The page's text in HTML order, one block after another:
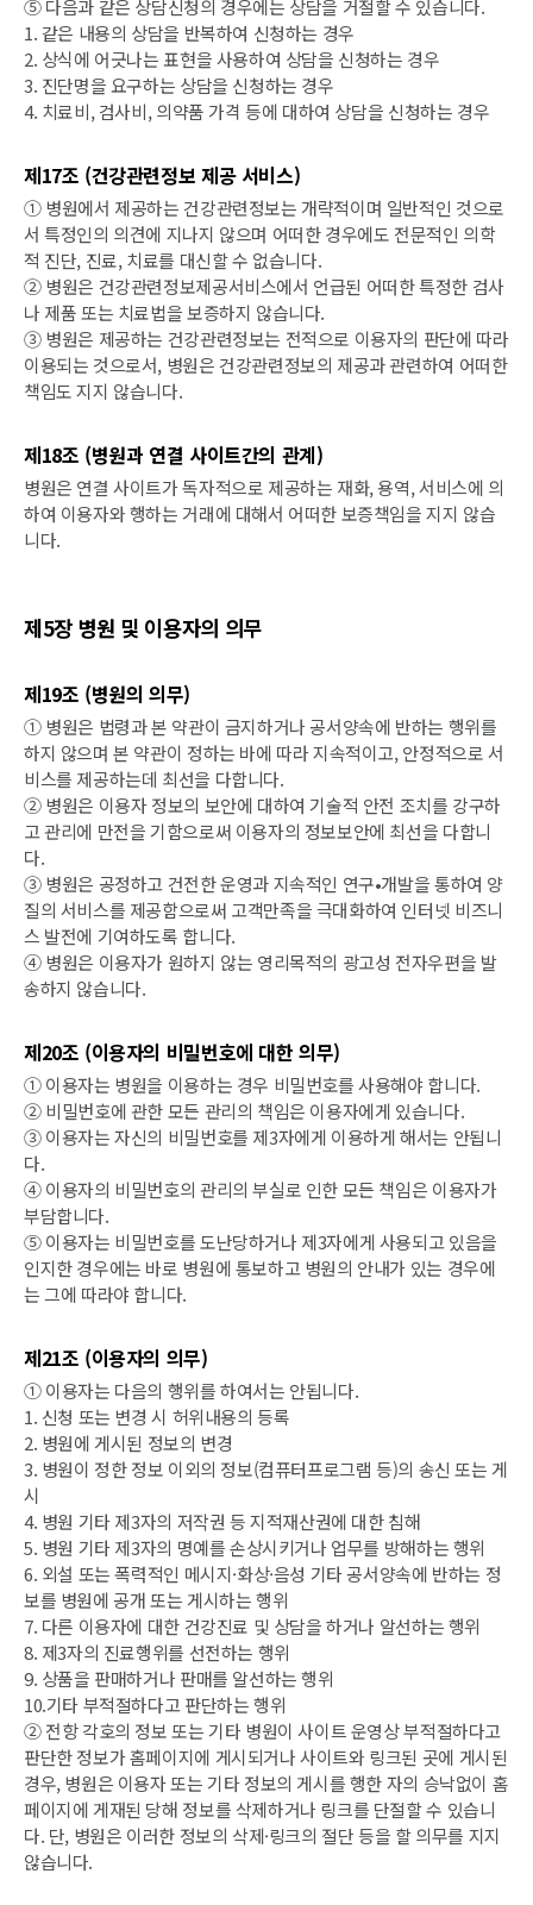
⑤ 다음과 같은 상담신청의 경우에는 상담을 거절할 수 있습니다.
1. 같은 내용의 상담을 반복하여 신청하는 경우
2. 상식에 어긋나는 표현을 사용하여 상담을 신청하는 경우
3. 진단명을 요구하는 상담을 신청하는 경우
4. 치료비, 검사비, 의약품 가격 등에 대하여 상담을 신청하는 경우
제17조 (건강관련정보 제공 서비스)
① 병원에서 제공하는 건강관련정보는 개략적이며 일반적인 것으로
서 특정인의 의견에 지나지 않으며 어떠한 경우에도 전문적인 의학
적 진단, 진료, 치료를 대신할 수 없습니다.
② 병원은 건강관련정보제공서비스에서 언급된 어떠한 특정한 검사
나 제품 또는 치료법을 보증하지 않습니다.
③ 병원은 제공하는 건강관련정보는 전적으로 이용자의 판단에 따라
이용되는 것으로서, 병원은 건강관련정보의 제공과 관련하여 어떠한
책임도 지지 않습니다.
제18조 (병원과 연결 사이트간의 관계)
병원은 연결 사이트가 독자적으로 제공하는 재화, 용역, 서비스에 의
하여 이용자와 행하는 거래에 대해서 어떠한 보증책임을 지지 않습
니다.
제5장 병원 및 이용자의 의무
제19조 (병원의 의무)
① 병원은 법령과 본 약관이 금지하거나 공서양속에 반하는 행위를
하지 않으며 본 약관이 정하는 바에 따라 지속적이고, 안정적으로 서
비스를 제공하는데 최선을 다합니다.
② 병원은 이용자 정보의 보안에 대하여 기술적 안전 조치를 강구하
고 관리에 만전을 기함으로써 이용자의 정보보안에 최선을 다합니
다.
③ 병원은 공정하고 건전한 운영과 지속적인 연구•개발을 통하여 양
질의 서비스를 제공함으로써 고객만족을 극대화하여 인터넷 비즈니
스 발전에 기여하도록 합니다.
④ 병원은 이용자가 원하지 않는 영리목적의 광고성 전자우편을 발
송하지 않습니다.
제20조 (이용자의 비밀번호에 대한 의무)
① 이용자는 병원을 이용하는 경우 비밀번호를 사용해야 합니다.
② 비밀번호에 관한 모든 관리의 책임은 이용자에게 있습니다.
③ 이용자는 자신의 비밀번호를 제3자에게 이용하게 해서는 안됩니
다.
④ 이용자의 비밀번호의 관리의 부실로 인한 모든 책임은 이용자가
부담합니다.
⑤ 이용자는 비밀번호를 도난당하거나 제3자에게 사용되고 있음을
인지한 경우에는 바로 병원에 통보하고 병원의 안내가 있는 경우에
는 그에 따라야 합니다.
제21조 (이용자의 의무)
① 이용자는 다음의 행위를 하여서는 안됩니다.
1. 신청 또는 변경 시 허위내용의 등록
2. 병원에 게시된 정보의 변경
3. 병원이 정한 정보 이외의 정보(컴퓨터프로그램 등)의 송신 또는 게
시
4. 병원 기타 제3자의 저작권 등 지적재산권에 대한 침해
5. 병원 기타 제3자의 명예를 손상시키거나 업무를 방해하는 행위
6. 외설 또는 폭력적인 메시지·화상·음성 기타 공서양속에 반하는 정
보를 병원에 공개 또는 게시하는 행위
7. 다른 이용자에 대한 건강진료 및 상담을 하거나 알선하는 행위
8. 제3자의 진료행위를 선전하는 행위
9. 상품을 판매하거나 판매를 알선하는 행위
10.기타 부적절하다고 판단하는 행위
② 전항 각호의 정보 또는 기타 병원이 사이트 운영상 부적절하다고
판단한 정보가 홈페이지에 게시되거나 사이트와 링크된 곳에 게시된
경우, 병원은 이용자 또는 기타 정보의 게시를 행한 자의 승낙없이 홈
페이지에 게재된 당해 정보를 삭제하거나 링크를 단절할 수 있습니
다. 단, 병원은 이러한 정보의 삭제·링크의 절단 등을 할 의무를 지지
않습니다.